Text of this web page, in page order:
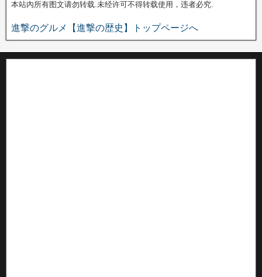
本站內所有图文请勿转载.未经许可不得转载使用，违者必究.
進撃のグルメ【進撃の歴史】トップページへ